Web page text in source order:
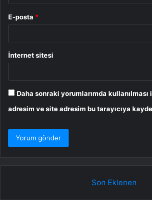
E-posta *
İnternet sitesi
Daha sonraki yorumlarımda kullanılması
adresim ve site adresim bu tarayıcıya
Son Eklenen